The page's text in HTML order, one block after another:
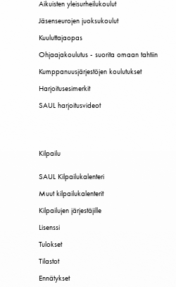
Aikuisten yleisurheilukoulut
Jäsenseurojen juoksukoulut
Kuuluttajaopas
Ohjaajakoulutus - suorita omaan tahtiin
Kumppanuusjärjestöjen koulutukset
Harjoitusesimerkit
SAUL harjoitusvideot
Kilpailu
SAUL Kilpailukalenteri
Muut kilpailukalenterit
Kilpailujen järjestäjille
Lisenssi
Tulokset
Tilastot
Ennätykset